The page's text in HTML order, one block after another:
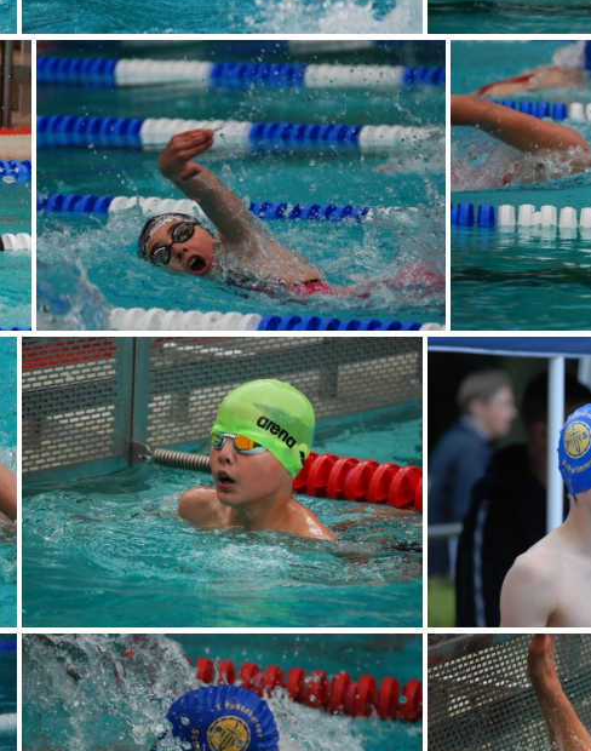
DSC 0041
DSC 0055
DSC 0069